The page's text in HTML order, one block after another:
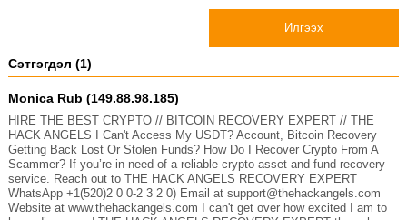
Илгээх
Сэтгэгдэл (1)
Monica Rub (149.88.98.185)
HIRE THE BEST CRYPTO // BITCOIN RECOVERY EXPERT // THE
HACK ANGELS I Can't Access My USDT? Account, Bitcoin Recovery
Getting Back Lost Or Stolen Funds? How Do I Recover Crypto From A
Scammer? If you’re in need of a reliable crypto asset and fund recovery
service. Reach out to THE HACK ANGELS RECOVERY EXPERT
WhatsApp +1(520)2 0 0-2 3 2 0) Email at support@thehackangels.com
Website at www.thehackangels.com I can't get over how excited I am to